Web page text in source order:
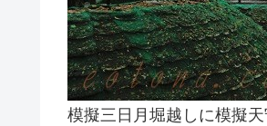
模擬三日月堀越しに模擬天